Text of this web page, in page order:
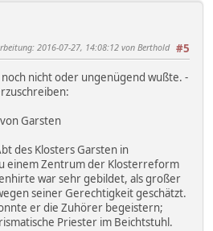
#5
: 2016-07-27, 14:08:12 von Berthold
nicht oder ungenügend wußte. -
Garsten
des Klosters Garsten in
einem Zentrum der Klosterreform
war sehr gebildet, als großer
seiner Gerechtigkeit geschätzt.
er die Zuhörer begeistern;
Priester im Beichtstuhl.